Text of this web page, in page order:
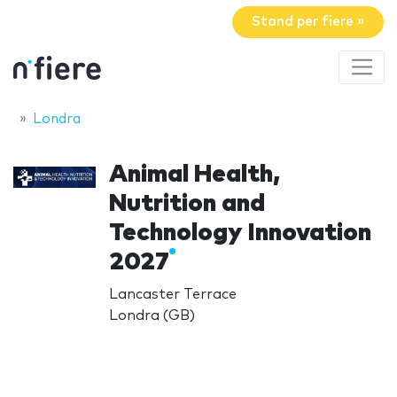
Stand per fiere »
Londra
Animal Health,
Nutrition and
Technology Innovation
2027
Lancaster Terrace
Londra (GB)